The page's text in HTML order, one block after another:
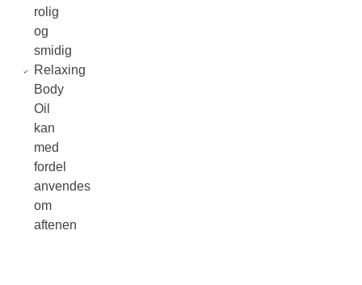
rolig
og
smidig
Relaxing
Body
Oil
kan
med
fordel
anvendes
om
aftenen